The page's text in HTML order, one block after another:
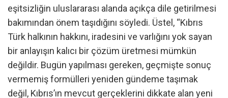
eşitsizliğin uluslararası alanda açıkça dile getirilmesi
bakımından önem taşıdığını söyledi. Üstel, “Kıbrıs
Türk halkının hakkını, iradesini ve varlığını yok sayan
bir anlayışın kalıcı bir çözüm üretmesi mümkün
değildir. Bugün yapılması gereken, geçmişte sonuç
vermemiş formülleri yeniden gündeme taşımak
değil, Kıbrıs’ın mevcut gerçeklerini dikkate alan yeni